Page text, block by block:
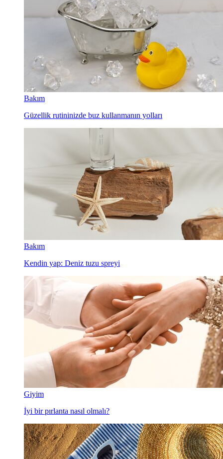
Bakım
Güzellik rutininizde buz kullanmanın yolları
Bakım
Kendin yap: Deniz tuzu spreyi
Giyim
İyi bir pırlanta nasıl olmalı?